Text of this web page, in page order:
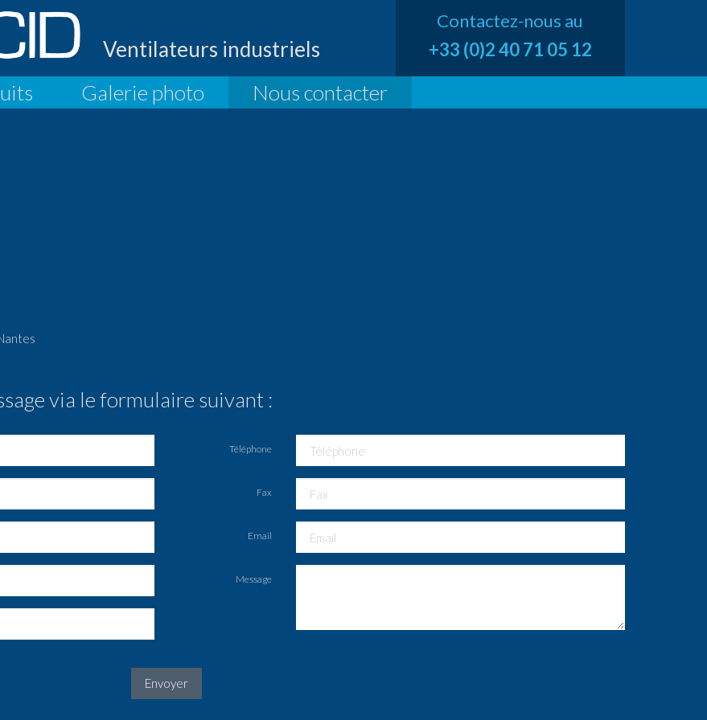
Ventilateurs industriels
Contactez-nous au
+33 (0)2 40 71 05 12
Galerie photo Nous contacter
via le formulaire suivant :
Téléphone
Fax
Email
Message
Envoyer